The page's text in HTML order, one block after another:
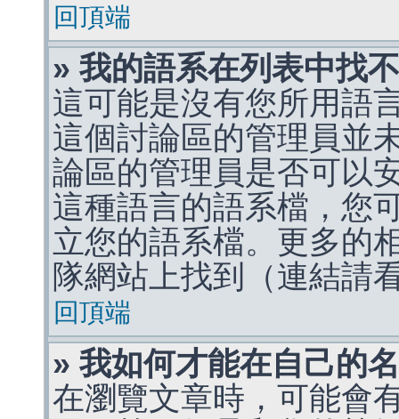
回頂端
» 我的語系在列表中找
這可能是沒有您所用語
這個討論區的管理員並
論區的管理員是否可以
這種語言的語系檔，您
立您的語系檔。更多的
隊網站上找到（連結請
回頂端
» 我如何才能在自己的
在瀏覽文章時，可能會